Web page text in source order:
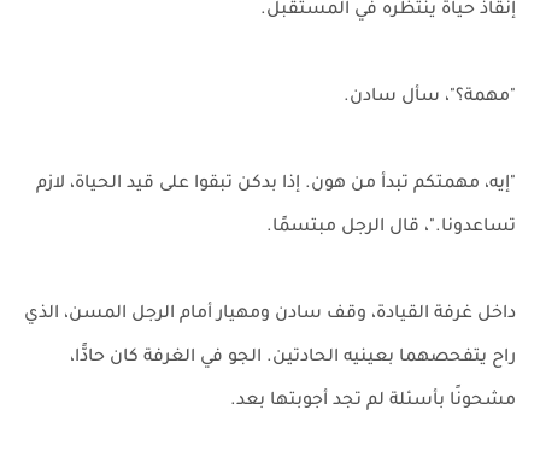
إنقاذ حياة ينتظره في المستقبل.
"مهمة؟"، سأل سادن.
"إيه، مهمتكم تبدأ من هون. إذا بدكن تبقوا على قيد الحياة، لازم
تساعدونا."، قال الرجل مبتسمًا.
داخل غرفة القيادة، وقف سادن ومهيار أمام الرجل المسن، الذي
راح يتفحصهما بعينيه الحادتين. الجو في الغرفة كان حادًّا،
مشحونًا بأسئلة لم تجد أجوبتها بعد.